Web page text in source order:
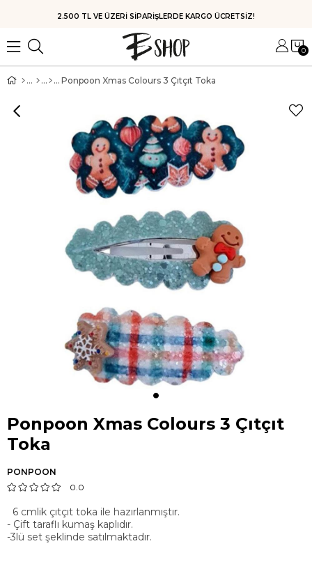
2.500 TL VE ÜZERİ SİPARİŞLERDE KARGO ÜCRETSİZ!
0
Ponpoon Xmas Colours 3 Çıtçıt Toka
Ponpoon Xmas Colours 3 Çıtçıt
Toka
PONPOON
0.0
6 cmlik çıtçıt toka ile hazırlanmıştır.
- Çift taraflı kumaş kaplıdır.
-3lü set şeklinde satılmaktadır.